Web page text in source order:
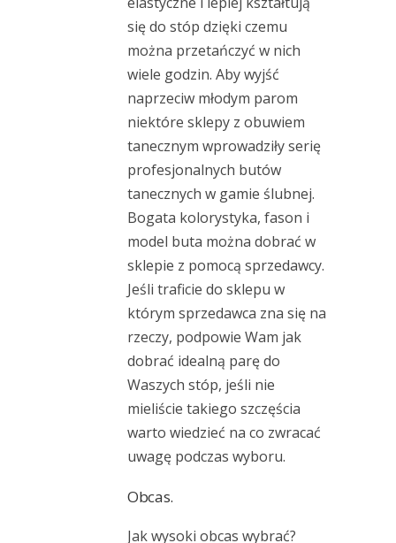
się do stóp dzięki czemu
można przetańczyć w nich
wiele godzin. Aby wyjść
naprzeciw młodym parom
niektóre sklepy z obuwiem
tanecznym wprowadziły serię
profesjonalnych butów
tanecznych w gamie ślubnej.
Bogata kolorystyka, fason i
model buta można dobrać w
sklepie z pomocą sprzedawcy.
Jeśli traficie do sklepu w
którym sprzedawca zna się na
rzeczy, podpowie Wam jak
dobrać idealną parę do
Waszych stóp, jeśli nie
mieliście takiego szczęścia
warto wiedzieć na co zwracać
uwagę podczas wyboru.
Obcas.
Jak wysoki obcas wybrać?